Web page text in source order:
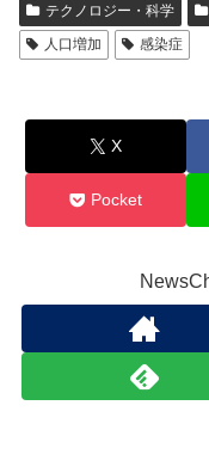
テクノロジー・科学
人口増加
感染症
X
Pocket